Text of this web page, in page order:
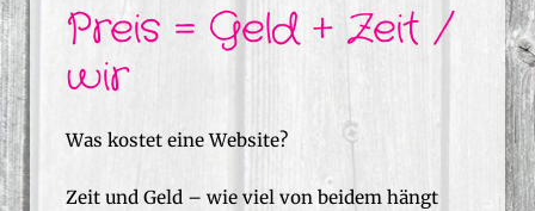
Preis = Geld + Zeit /
wir
Was kostet eine Website?
Zeit und Geld – wie viel von beidem hängt